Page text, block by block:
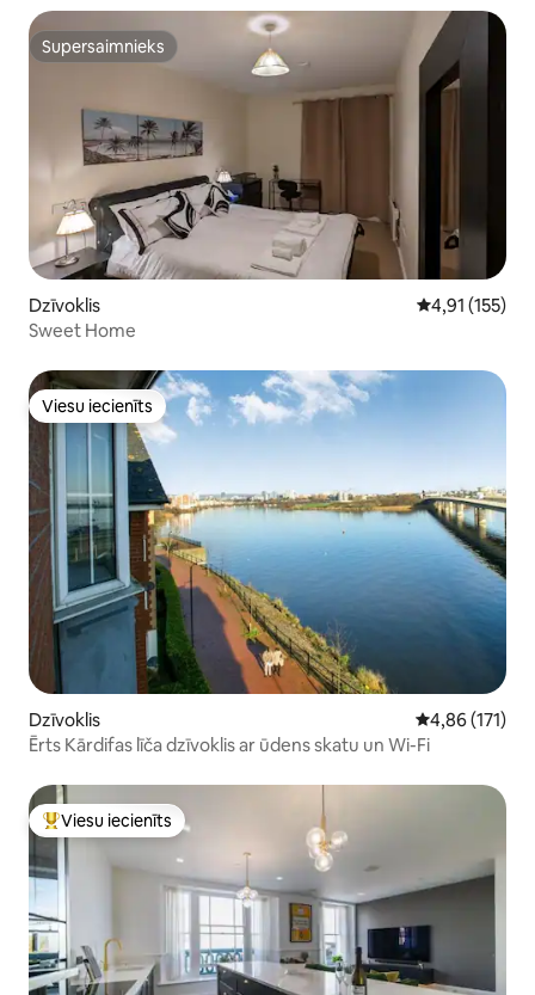
Supersaimnieks
Supersaimnieks
Dzīvoklis Vidējais
4,91 (155)
Sweet Home
Viesu iecienīts
Viesu iecienīts
Dzīvoklis Vidējais
4,86 (171)
Ērts Kārdifas līča dzīvoklis ar ūdens skatu un Wi-Fi
Populārs viesu iecienīts mājoklis
Viesu iecienīts